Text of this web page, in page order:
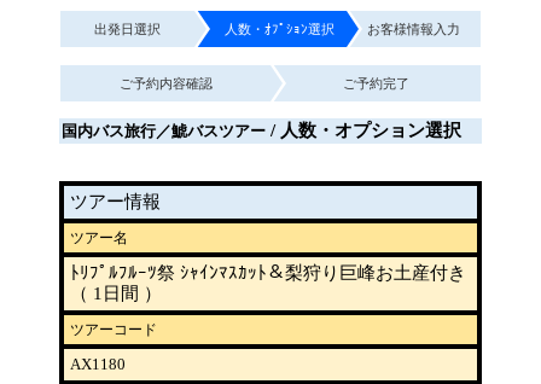
出発日選択 人数・ｵﾌﾟｼｮﾝ選択 お客様情報入力
ご予約内容確認 ご予約完了
国内バス旅行／鯱バスツアー / 人数・オプション選択
ツアー情報
ツアー名
ﾄﾘﾌﾟﾙﾌﾙｰﾂ祭 ｼｬｲﾝﾏｽｶｯﾄ＆梨狩り巨峰お土産付き
（ 1日間 ）
ツアーコード
AX1180